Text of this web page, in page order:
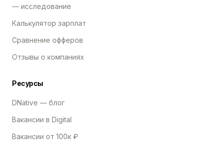
— исследование
Калькулятор зарплат
Сравнение офферов
Отзывы о компаниях
Ресурсы
DNative — блог
Вакансии в Digital
Вакансии от 100к ₽